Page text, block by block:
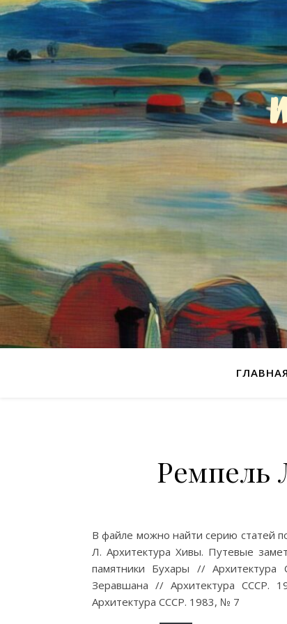
ГЛАВНАЯ
Ремпель
В файле можно найти серию статей
Л. Архитектура Хивы. Путевые
памятники Бухары //
Зеравшана // Архитектура СССР.
Архитектура СССР. 1983, № 7